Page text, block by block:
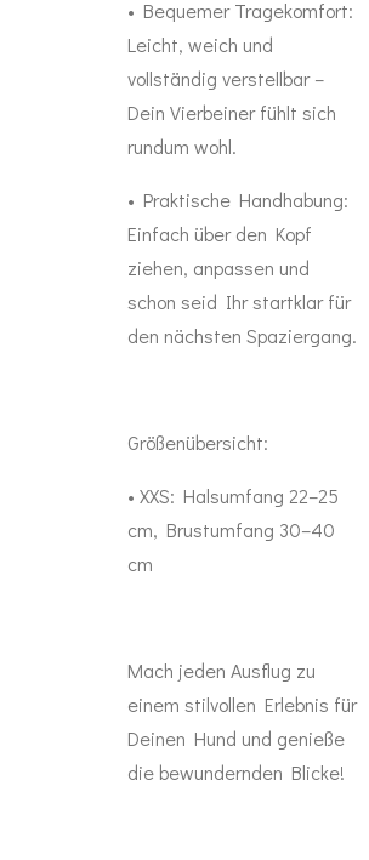
• Bequemer Tragekomfort:
Leicht, weich und
vollständig verstellbar –
Dein Vierbeiner fühlt sich
rundum wohl.
• Praktische Handhabung:
Einfach über den Kopf
ziehen, anpassen und
schon seid Ihr startklar für
den nächsten Spaziergang.
Größenübersicht:
• XXS: Halsumfang 22–25
cm, Brustumfang 30–40
cm
Mach jeden Ausflug zu
einem stilvollen Erlebnis für
Deinen Hund und genieße
die bewundernden Blicke!